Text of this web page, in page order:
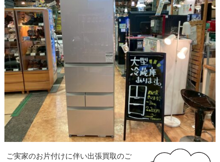
ご実家のお片付けに伴い出張買取のご